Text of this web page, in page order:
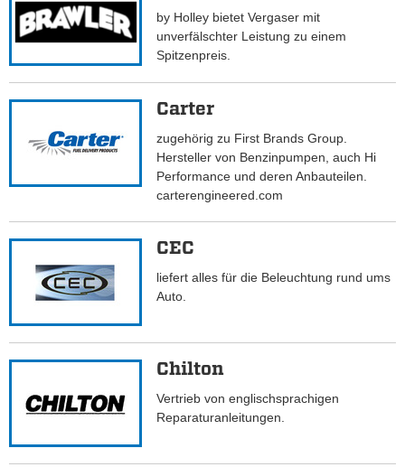
by Holley bietet Vergaser mit
unverfälschter Leistung zu einem
Spitzenpreis.
Carter
zugehörig zu First Brands Group.
Hersteller von Benzinpumpen, auch Hi
Performance und deren Anbauteilen.
carterengineered.com
CEC
liefert alles für die Beleuchtung rund ums
Auto.
Chilton
Vertrieb von englischsprachigen
Reparaturanleitungen.